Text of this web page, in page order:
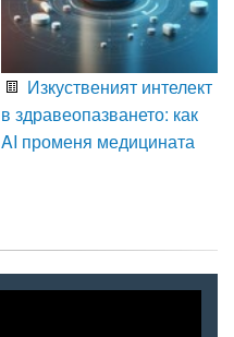
Изкуственият интелект
в здравеопазването: как
AI променя медицината